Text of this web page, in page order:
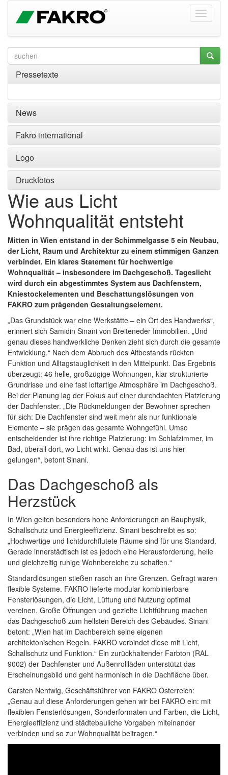
Pressetexte
News
Fakro international
Logo
Druckfotos
Wie aus Licht
Wohnqualität entsteht
Mitten in Wien entstand in der Schimmelgasse 5 ein Neubau,
der Licht, Raum und Architektur zu einem stimmigen Ganzen
verbindet. Ein klares Statement für hochwertige
Wohnqualität – insbesondere im Dachgeschoß. Tageslicht
wird durch ein abgestimmtes System aus Dachfenstern,
Kniestockelementen und Beschattungslösungen von
FAKRO zum prägenden Gestaltungselement.
„Das Grundstück war eine Werkstätte – ein Ort des Handwerks“,
erinnert sich Samidin Sinani von Breiteneder Immobilien. „Und
genau dieses handwerkliche Denken zieht sich durch die gesamte
Entwicklung.“ Nach dem Abbruch des Altbestands rückten
Funktion und Alltagstauglichkeit in den Mittelpunkt. Das Ergebnis
überzeugt: 46 helle, großzügige Wohnungen, klar strukturierte
Grundrisse und eine fast loftartige Atmosphäre im Dachgeschoß.
Bei der Planung lag der Fokus auf einer durchdachten Platzierung
der Dachfenster. „Die Rückmeldungen der Bewohner sprechen
für sich: Die Dachfenster sind weit mehr als nur funktionale
Elemente – sie prägen das gesamte Wohngefühl. Umso
entscheidender ist ihre richtige Platzierung: im Schlafzimmer, im
Bad, überall dort, wo Licht wirkt. Genau das ist uns hier
gelungen“, betont Sinani.
Das Dachgeschoß als
Herzstück
In Wien gelten besonders hohe Anforderungen an Bauphysik,
Schallschutz und Energieeffizienz. Sinani beschreibt es so:
„Hochwertige und lichtdurchflutete Räume sind für uns Standard.
Gerade innerstädtisch ist es jedoch eine Herausforderung, helle
und gleichzeitig ruhige Wohnbereiche zu schaffen.“
Standardlösungen stießen rasch an ihre Grenzen. Gefragt waren
flexible Systeme. FAKRO lieferte modular kombinierbare
Fensterlösungen, die Licht, Lüftung und Nutzung optimal
vereinen. Große Öffnungen und gezielte Lichtführung machen
das Dachgeschoß zum hellsten Bereich des Gebäudes. Sinani
betont: „Wien hat im Dachbereich seine eigenen
architektonischen Regeln. FAKRO verbindet diese mit Licht,
Schallschutz und Funktion.“ Ein zurückhaltender Farbton (RAL
9002) der Dachfenster und Außenrollläden unterstützt das
Erscheinungsbild und geht harmonisch in die Dachfläche über.
Carsten Nentwig, Geschäftsführer von FAKRO Österreich:
„Genau auf diese Anforderungen gehen wir bei FAKRO ein: mit
flexiblen Fensterlösungen, Sonderformaten und Farben, die Licht,
Energieeffizienz und städtebauliche Vorgaben miteinander
verbinden und so zur Wohnqualität beitragen.“